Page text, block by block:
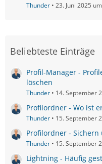
Thunder 23. Juni 2025
Beliebteste Einträge
Profil-Manager -
löschen
Thunder 14. September
Profilordner - Wo ist
Thunder 15. September
Profilordner -
Thunder 15. September
Lightning - Häufig